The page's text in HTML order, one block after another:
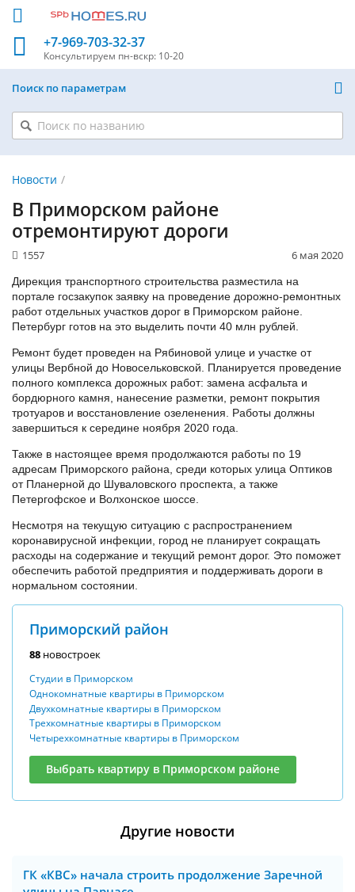
+7-969-703-32-37
Консультируем пн-вскр: 10-20
Поиск по параметрам
Новости
В Приморском районе
отремонтируют дороги
6 мая 2020
1557
Дирекция транспортного строительства разместила на
портале госзакупок заявку на проведение дорожно-ремонтных
работ отдельных участков дорог в Приморском районе.
Петербург готов на это выделить почти 40 млн рублей.
Ремонт будет проведен на Рябиновой улице и участке от
улицы Вербной до Новосельковской. Планируется проведение
полного комплекса дорожных работ: замена асфальта и
бордюрного камня, нанесение разметки, ремонт покрытия
тротуаров и восстановление озеленения. Работы должны
завершиться к середине ноября 2020 года.
Также в настоящее время продолжаются работы по 19
адресам Приморского района, среди которых улица Оптиков
от Планерной до Шуваловского проспекта, а также
Петергофское и Волхонское шоссе.
Несмотря на текущую ситуацию с распространением
коронавирусной инфекции, город не планирует сокращать
расходы на содержание и текущий ремонт дорог. Это поможет
обеспечить работой предприятия и поддерживать дороги в
нормальном состоянии.
Приморский район
88 новостроек
Студии в Приморском
Однокомнатные квартиры в Приморском
Двухкомнатные квартиры в Приморском
Трехкомнатные квартиры в Приморском
Четырехкомнатные квартиры в Приморском
Выбрать квартиру в Приморском районе
Другие новости
ГК «КВС» начала строить продолжение Заречной